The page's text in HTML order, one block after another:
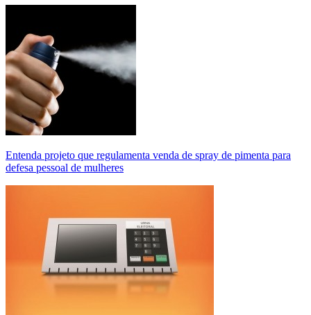
Entenda projeto que regulamenta venda de spray de pimenta para
defesa pessoal de mulheres